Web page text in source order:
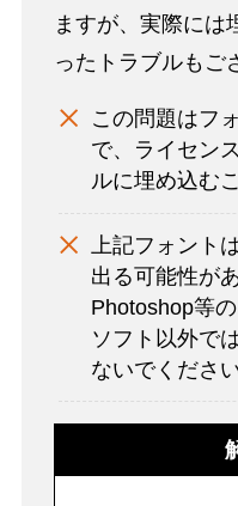
ますが、実際には
ったトラブルもご
この問題はフ
で、ライセン
ルに埋め込む
上記フォント
出る可能性が
Photoshop等
ソフト以外で
ないでください